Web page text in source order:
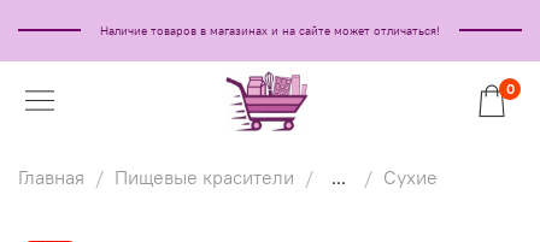
Наличие товаров в магазинах и на сайте может отличаться!
0
Главная Пищевые красители ... Сухие